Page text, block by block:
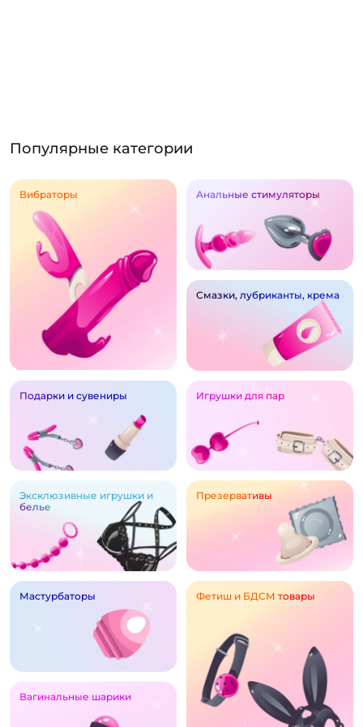
Популярные категории
Вибраторы Анальные стимуляторы
Смазки, лубриканты, крема
Подарки и сувениры Игрушки для пар
Эксклюзивные игрушки и
белье
Презервативы
Мастурбаторы
Вагинальные шарики
Фетиш и БДСМ товары